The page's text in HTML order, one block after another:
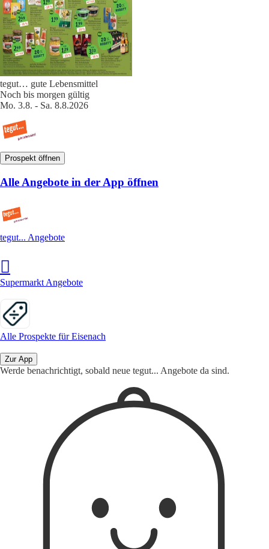
tegut… gute Lebensmittel
Noch bis morgen gültig
Mo. 3.8. - Sa. 8.8.2026
Prospekt öffnen
Alle Angebote in der App öffnen
tegut... Angebote
Supermarkt Angebote
Alle Prospekte für Eisenach
Zur App
Werde benachrichtigt, sobald neue tegut... Angebote da sind.